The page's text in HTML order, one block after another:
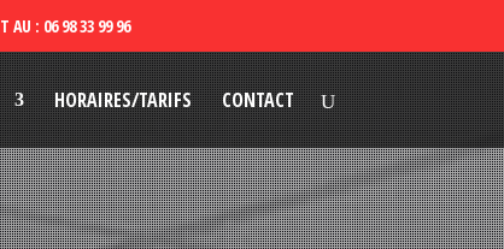
HORAIRES/TARIFS CONTACT